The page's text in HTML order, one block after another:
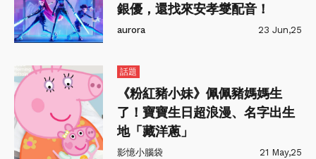
銀優，還找來安孝燮配音！
aurora 23 Jun,25
話題
《粉紅豬小妹》佩佩豬媽媽生
了！寶寶生日超浪漫、名字出生
地「藏洋蔥」
影憶小腦袋 21 May,25